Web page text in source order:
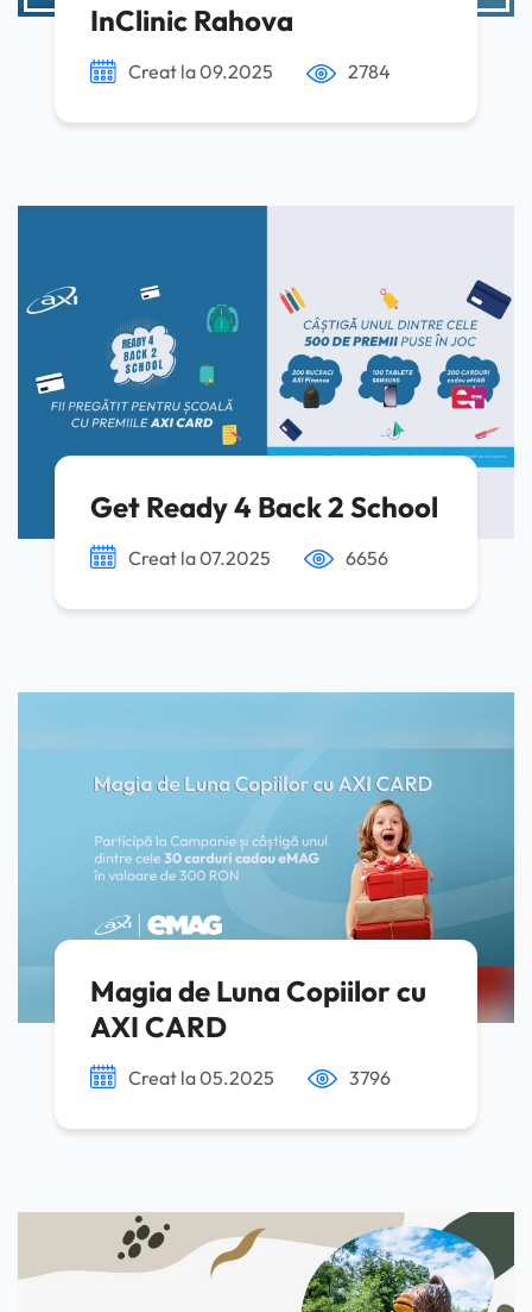
InClinic Rahova
Creat la 09.2025 2784
Get Ready 4 Back 2 School
Creat la 07.2025 6656
Magia de Luna Copiilor cu
AXI CARD
Creat la 05.2025 3796